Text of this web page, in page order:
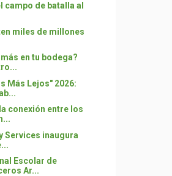
campo de batalla al
miles de millones
en tu bodega?
Más Lejos" 2026:
conexión entre los
Services inaugura
Escolar de
Ar...